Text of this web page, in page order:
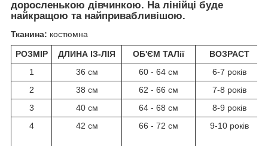
доросленькою дівчинкою. На лінійці буде
найкращою та найпривабливішою.
Тканина: костюмна
РОЗМІР ДЛИНА ІЗ-ЛІЯ ОБ'ЄМ ТАЛії
ВОЗРАСТ
1
36 см 60 - 64 см
6-7 років
2
38 см 62 - 66 см
7-8 років
3
40 см 64 - 68 см
8-9 років
4
42 см 66 - 72 см 9-10 років